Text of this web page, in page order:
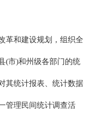
和建设规划，组织全
(市)和州级各部门的统
其统计报表、统计数据
管理民间统计调查活